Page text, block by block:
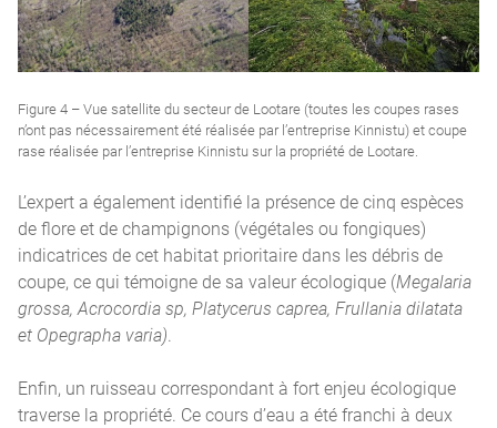
Figure 4 – Vue satellite du secteur de Lootare (toutes les coupes rases
n’ont pas nécessairement été réalisée par l’entreprise Kinnistu) et coupe
rase réalisée par l’entreprise Kinnistu sur la propriété de Lootare.
L’expert a également identifié la présence de cinq espèces
de flore et de champignons (végétales ou fongiques)
indicatrices de cet habitat prioritaire dans les débris de
coupe, ce qui témoigne de sa valeur écologique (Megalaria
grossa, Acrocordia sp, Platycerus caprea, Frullania dilatata
et Opegrapha varia).
Enfin, un ruisseau correspondant à fort enjeu écologique
traverse la propriété. Ce cours d’eau a été franchi à deux